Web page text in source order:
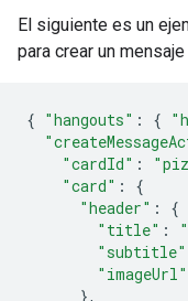
El siguiente es un
para crear un
{ "hangouts" : {
"cardId" :
"card" :
{
"header" :
{
"title" :
"subtitle"
"imageUrl"
},